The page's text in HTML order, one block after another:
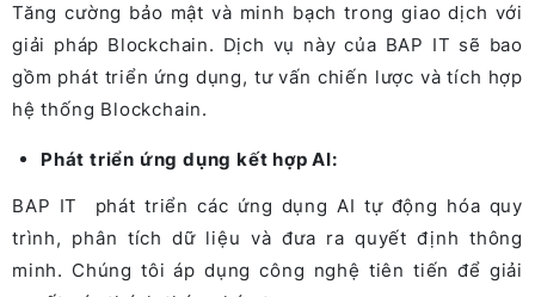
Tăng cường bảo mật và minh bạch trong giao dịch với
giải pháp Blockchain. Dịch vụ này của BAP IT sẽ bao
gồm phát triển ứng dụng, tư vấn chiến lược và tích hợp
hệ thống Blockchain.
Phát triển ứng dụng kết hợp AI:
BAP IT phát triển các ứng dụng AI tự động hóa quy
trình, phân tích dữ liệu và đưa ra quyết định thông
minh. Chúng tôi áp dụng công nghệ tiên tiến để giải